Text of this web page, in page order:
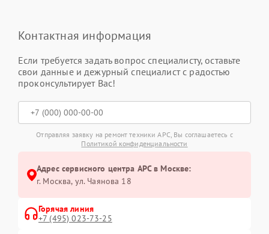
Контактная информация
Если требуется задать вопрос специалисту, оставьте
свои данные и дежурный специалист с радостью
проконсультирует Вас!
Отправляя заявку на ремонт техники APC, Вы соглашаетесь с
Политикой конфиденциальности
Адрес сервисного центра APC в Москве:
г. Москва, ул. Чаянова 18
Горячая линия
+7 (495) 023-73-25